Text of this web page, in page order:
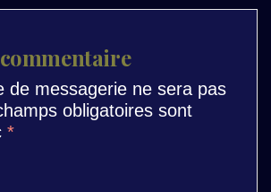
de messagerie ne sera pas
obligatoires sont
*